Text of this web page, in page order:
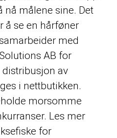
nå målene sine. Det
å se en hårføner
med
AB for
av
i nettbutikken.
morsomme
Les mer
for